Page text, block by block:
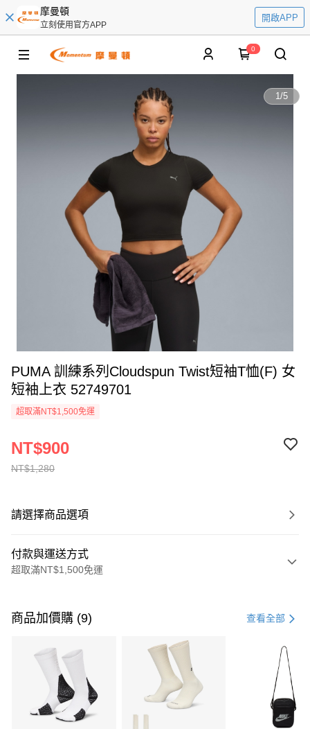
摩曼頓
立刻使用官方APP
開啟APP
0
1/5
PUMA 訓練系列Cloudspun Twist短袖T恤(F) 女
短袖上衣 52749701
超取滿NT$1,500免運
NT$1,280
NT$900
請選擇商品選項
付款與運送方式
超取滿NT$1,500免運
信用卡一次付款
3 期 0 利率 每期 21家銀行
合作金庫商業銀行
第一商業銀行
華南商業銀行
彰化商業銀行
上海商業儲蓄銀行
Apple Pay
商品加價購 (9) 查看全部